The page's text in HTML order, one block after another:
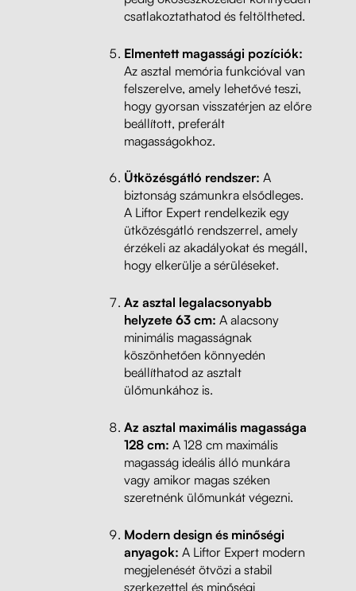
csatlakoztathatod és feltöltheted.
Elmentett magassági pozíciók:
Az asztal memória funkcióval van
felszerelve, amely lehetővé teszi,
hogy gyorsan visszatérjen az előre
beállított, preferált
magasságokhoz.
Ütközésgátló rendszer: A
biztonság számunkra elsődleges.
A Liftor Expert rendelkezik egy
ütközésgátló rendszerrel, amely
érzékeli az akadályokat és megáll,
hogy elkerülje a sérüléseket.
Az asztal legalacsonyabb
helyzete 63 cm: A alacsony
minimális magasságnak
köszönhetően könnyedén
beállíthatod az asztalt
ülőmunkához is.
Az asztal maximális magassága
128 cm: A 128 cm maximális
magasság ideális álló munkára
vagy amikor magas széken
szeretnénk ülőmunkát végezni.
Modern design és minőségi
anyagok: A Liftor Expert modern
megjelenését ötvözi a stabil
szerkezettel és minőségi